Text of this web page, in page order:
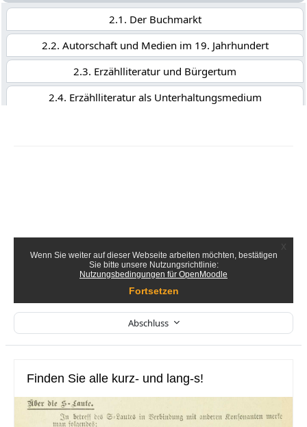
2.1. Der Buchmarkt
2.2. Autorschaft und Medien im 19. Jahrhundert
2.3. Erzählliteratur und Bürgertum
2.4. Erzählliteratur als Unterhaltungsmedium
Abschluss